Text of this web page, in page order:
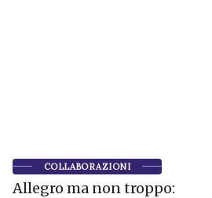
COLLABORAZIONI
Allegro ma non troppo: